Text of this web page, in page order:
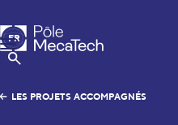
Pôle MecaTech
Menu
Afficher la Recherche
FR
EN
LES PROJETS ACCOMPAGNÉS